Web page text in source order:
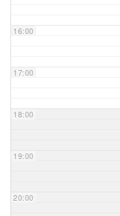
16:00
17:00
18:00
19:00
20:00